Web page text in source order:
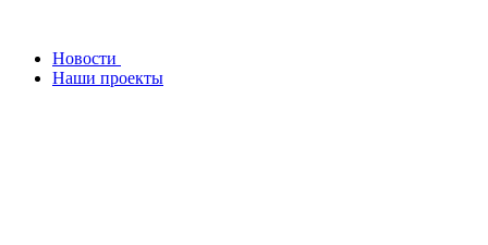
Новости
Наши проекты